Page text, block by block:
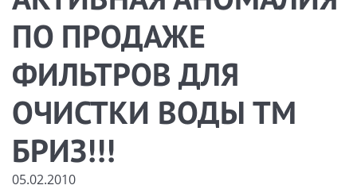
ПО ПРОДАЖЕ
ФИЛЬТРОВ ДЛЯ
ОЧИСТКИ ВОДЫ ТМ
БРИЗ!!!
05.02.2010